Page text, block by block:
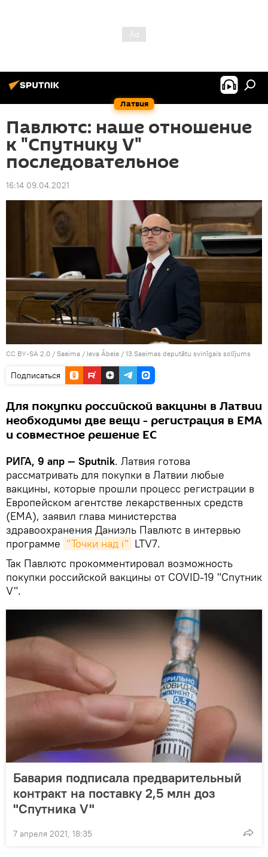
Латвия
Павлютс: наше отношение
к "Спутнику V"
последовательное
16:14 09.04.2021
CC BY-SA 2.0 / Saeima / Ieva Ābele / 13.Saeimas deputātu svinīgais solījums
Подписаться
Для покупки российской вакцины в Латвии
необходимы две вещи - регистрация в EMA
и совместное решение ЕС
РИГА, 9 апр — Sputnik. Латвия готова
рассматривать для покупки в Латвии любые
вакцины, которые прошли процесс регистрации в
Европейском агентстве лекарственных средств
(EMA), заявил глава министерства
здравоохранения Даниэль Павлютс в интервью
программе "Точки над i" LTV7.
Так Павлютс прокомментировал возможность
покупки российской вакцины от COVID-19 "Спутник
V".
Бавария подписала предварительный
контракт на поставку 2,5 млн доз
"Спутника V"
7 апреля 2021, 18:35